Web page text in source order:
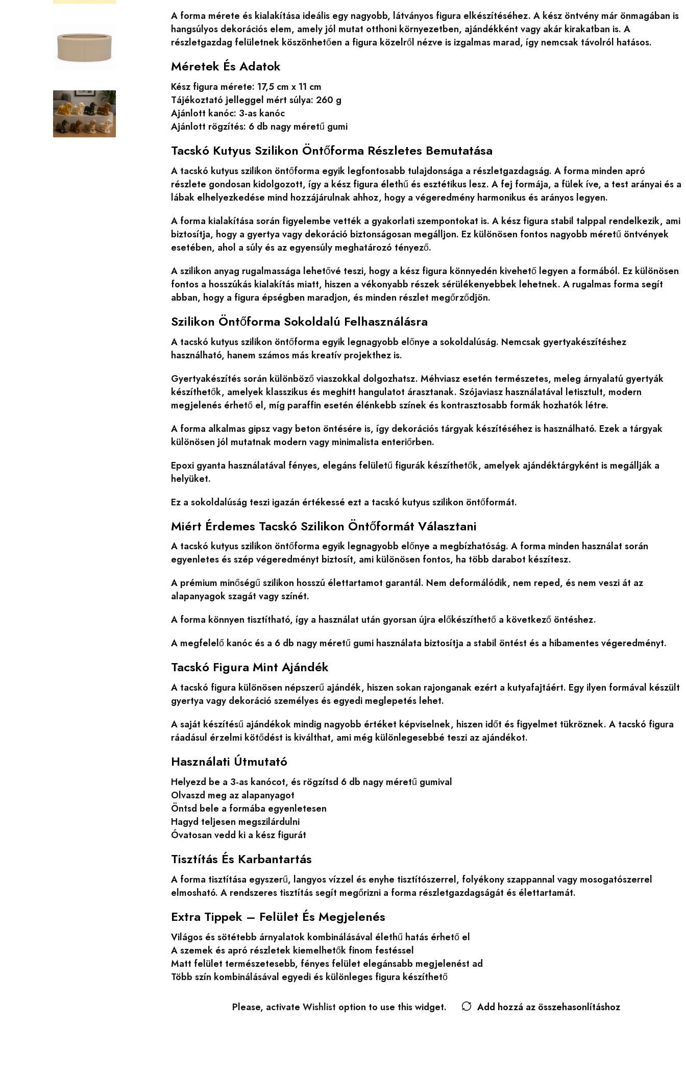
A forma mérete és kialakítása ideális egy nagyobb, látványos figura elkészítéséhez. A kész öntvény már önmagában is
hangsúlyos dekorációs elem, amely jól mutat otthoni környezetben, ajándékként vagy akár kirakatban is. A
részletgazdag felületnek köszönhetően a figura közelről nézve is izgalmas marad, így nemcsak távolról hatásos.
Méretek És Adatok
Kész figura mérete: 17,5 cm x 11 cm
Tájékoztató jelleggel mért súlya: 260 g
Ajánlott kanóc: 3-as kanóc
Ajánlott rögzítés: 6 db nagy méretű gumi
Tacskó Kutyus Szilikon Öntőforma Részletes Bemutatása
A tacskó kutyus szilikon öntőforma egyik legfontosabb tulajdonsága a részletgazdagság. A forma minden apró
részlete gondosan kidolgozott, így a kész figura élethű és esztétikus lesz. A fej formája, a fülek íve, a test arányai és a
lábak elhelyezkedése mind hozzájárulnak ahhoz, hogy a végeredmény harmonikus és arányos legyen.
A forma kialakítása során figyelembe vették a gyakorlati szempontokat is. A kész figura stabil talppal rendelkezik, ami
biztosítja, hogy a gyertya vagy dekoráció biztonságosan megálljon. Ez különösen fontos nagyobb méretű öntvények
esetében, ahol a súly és az egyensúly meghatározó tényező.
A szilikon anyag rugalmassága lehetővé teszi, hogy a kész figura könnyedén kivehető legyen a formából. Ez különösen
fontos a hosszúkás kialakítás miatt, hiszen a vékonyabb részek sérülékenyebbek lehetnek. A rugalmas forma segít
abban, hogy a figura épségben maradjon, és minden részlet megőrződjön.
Szilikon Öntőforma Sokoldalú Felhasználásra
A tacskó kutyus szilikon öntőforma egyik legnagyobb előnye a sokoldalúság. Nemcsak gyertyakészítéshez
használható, hanem számos más kreatív projekthez is.
Gyertyakészítés során különböző viaszokkal dolgozhatsz. Méhviasz esetén természetes, meleg árnyalatú gyertyák
készíthetők, amelyek klasszikus és meghitt hangulatot árasztanak. Szójaviasz használatával letisztult, modern
megjelenés érhető el, míg paraffin esetén élénkebb színek és kontrasztosabb formák hozhatók létre.
A forma alkalmas gipsz vagy beton öntésére is, így dekorációs tárgyak készítéséhez is használható. Ezek a tárgyak
különösen jól mutatnak modern vagy minimalista enteriőrben.
Epoxi gyanta használatával fényes, elegáns felületű figurák készíthetők, amelyek ajándéktárgyként is megállják a
helyüket.
Ez a sokoldalúság teszi igazán értékessé ezt a tacskó kutyus szilikon öntőformát.
Miért Érdemes Tacskó Szilikon Öntőformát Választani
A tacskó kutyus szilikon öntőforma egyik legnagyobb előnye a megbízhatóság. A forma minden használat során
egyenletes és szép végeredményt biztosít, ami különösen fontos, ha több darabot készítesz.
A prémium minőségű szilikon hosszú élettartamot garantál. Nem deformálódik, nem reped, és nem veszi át az
alapanyagok szagát vagy színét.
A forma könnyen tisztítható, így a használat után gyorsan újra előkészíthető a következő öntéshez.
A megfelelő kanóc és a 6 db nagy méretű gumi használata biztosítja a stabil öntést és a hibamentes végeredményt.
Tacskó Figura Mint Ajándék
A tacskó figura különösen népszerű ajándék, hiszen sokan rajonganak ezért a kutyafajtáért. Egy ilyen formával készült
gyertya vagy dekoráció személyes és egyedi meglepetés lehet.
A saját készítésű ajándékok mindig nagyobb értéket képviselnek, hiszen időt és figyelmet tükröznek. A tacskó figura
ráadásul érzelmi kötődést is kiválthat, ami még különlegesebbé teszi az ajándékot.
Használati Útmutató
Helyezd be a 3-as kanócot, és rögzítsd 6 db nagy méretű gumival
Olvaszd meg az alapanyagot
Öntsd bele a formába egyenletesen
Hagyd teljesen megszilárdulni
Óvatosan vedd ki a kész figurát
Tisztítás És Karbantartás
A forma tisztítása egyszerű, langyos vízzel és enyhe tisztítószerrel, folyékony szappannal vagy mosogatószerrel
elmosható. A rendszeres tisztítás segít megőrizni a forma részletgazdagságát és élettartamát.
Extra Tippek – Felület És Megjelenés
Világos és sötétebb árnyalatok kombinálásával élethű hatás érhető el
A szemek és apró részletek kiemelhetők finom festéssel
Matt felület természetesebb, fényes felület elegánsabb megjelenést ad
Több szín kombinálásával egyedi és különleges figura készíthető
Please, activateWishlist option to use this widget. Add hozzá az összehasonlításhoz